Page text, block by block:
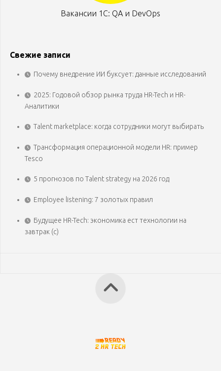
Вакансии 1С: QA и DevOps
Свежие записи
Почему внедрение ИИ буксует: данные исследований
2025: Годовой обзор рынка труда HR-Tech и HR-
Аналитики
Talent marketplace: когда сотрудники могут выбирать
Трансформация операционной модели HR: пример
Tesco
5 прогнозов по Talent strategy на 2026 год
Employee listening: 7 золотых правил
Будущее HR-Tech: экономика ест технологии на
завтрак (с)